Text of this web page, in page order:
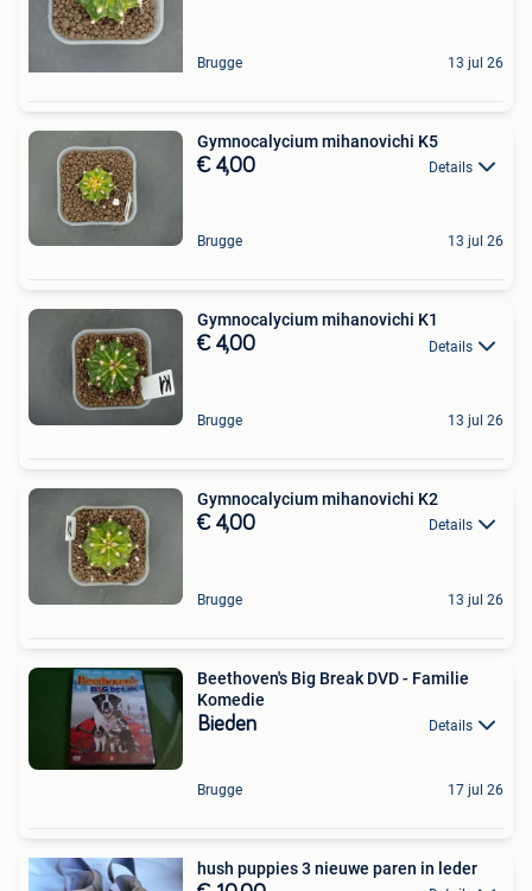
Brugge 13 jul 26
Gymnocalycium mihanovichi K5
€ 4,00 Details
Brugge 13 jul 26
Gymnocalycium mihanovichi K1
€ 4,00 Details
Brugge 13 jul 26
Gymnocalycium mihanovichi K2
€ 4,00 Details
Brugge 13 jul 26
Beethoven's Big Break DVD - Familie
Komedie
Bieden Details
Brugge 17 jul 26
hush puppies 3 nieuwe paren in leder